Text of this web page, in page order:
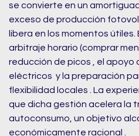
se convierte en un
exceso de producción
libera en los momentos
arbitraje horario (comprar
reducción de picos , el apoyo
eléctricos y la preparación
flexibilidad locales . La
que dicha gestión acelera la
autoconsumo, un objetivo
económicamente racional .